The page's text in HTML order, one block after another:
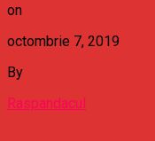
on
octombrie 7, 2019
By
Raspandacul